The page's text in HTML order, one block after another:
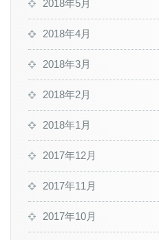
2018年5月
2018年4月
2018年3月
2018年2月
2018年1月
2017年12月
2017年11月
2017年10月